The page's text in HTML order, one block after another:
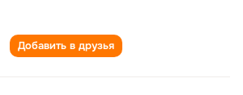
Добавить в друзья